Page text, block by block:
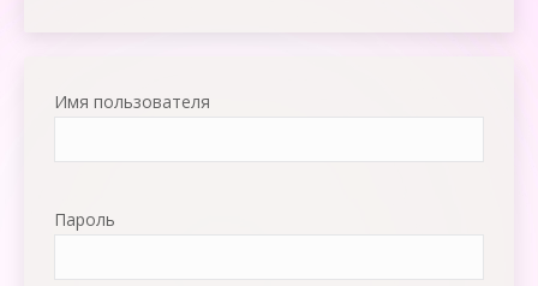
Имя пользователя
Пароль